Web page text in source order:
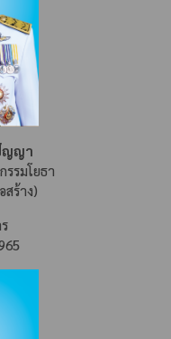
ญญา
รมโยธา
ร้าง)